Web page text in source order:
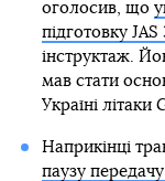
оголосив, що
підготовку
інструктаж.
мав стати
Україні літаки
Наприкінці
паузу